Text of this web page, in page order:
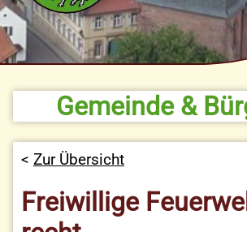
Gemeinde &
Zur Übersicht
Freiwillige